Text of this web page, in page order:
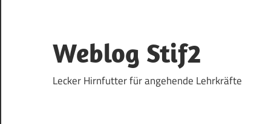
springen
Weblog Stif2
Lecker Hirnfutter für angehende Lehrkräfte